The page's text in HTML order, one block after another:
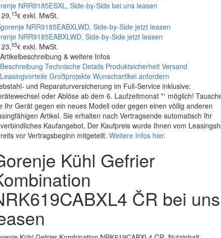
NRR9185ESXL, Side-by-Side bei uns leasen
29,15€ exkl. MwSt.
NRR9185EABXLWD, Side-by-Side jetzt leasen
23,55€ exkl. MwSt.
Artikelbeschreibung & weitere Infos
Beschreibung Technische Details Produktsicherheit Versand
Leasingvorteile Großprojekte Wunschartikel anfordern
und Reparaturversicherung im Full-Service inklusive:
oder Ablöse ab dem 6. Laufzeitmonat *¹ möglich!
Ihr Gerät gegen ein neues Modell oder gegen einen völlig anderen
Artikel. Sie erhalten nach Vertragsende automatisch Ihr
Kaufangebot. Der Kaufpreis wurde Ihnen vom
vor Vertragsbeginn mitgeteilt. Weitere Infos hier.
Kühl Gefrier
ČR bei uns